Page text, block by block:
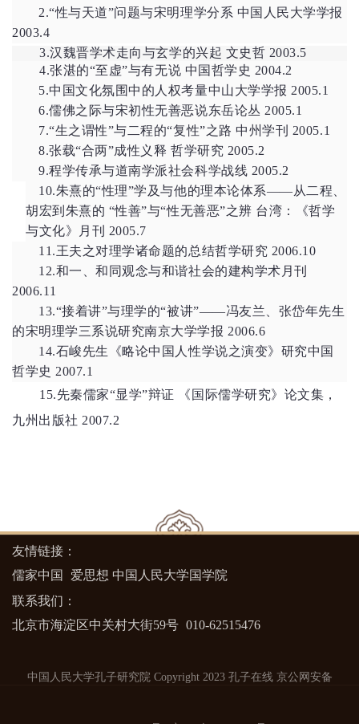
2.“性与天道”问题与宋明理学分系 中国人民大学学报
2003.4
3.汉魏晋学术走向与玄学的兴起 文史哲 2003.5
4.张湛的“至虚”与有无说 中国哲学史 2004.2
5.中国文化氛围中的人权考量中山大学学报 2005.1
6.儒佛之际与宋初性无善恶说东岳论丛 2005.1
7.“生之谓性”与二程的“复性”之路 中州学刊 2005.1
8.张载“合两”成性义释 哲学研究 2005.2
9.程学传承与道南学派社会科学战线 2005.2
10.朱熹的“性理”学及与他的理本论体系——从二程、
胡宏到朱熹的 “性善”与“性无善恶”之辨 台湾：《哲学
与文化》月刊 2005.7
11.王夫之对理学诸命题的总结哲学研究 2006.10
12.和一、和同观念与和谐社会的建构学术月刊
2006.11
13.“接着讲”与理学的“被讲”——冯友兰、张岱年先生
的宋明理学三系说研究南京大学学报 2006.6
14.石峻先生《略论中国人性学说之演变》研究中国
哲学史 2007.1
15.先秦儒家“显学”辩证 《国际儒学研究》论文集，
九州出版社 2007.2
友情链接：
儒家中国
爱思想 中国人民大学国学院
联系我们：
北京市海淀区中关村大街59号 010-62515476
中国人民大学孔子研究院 Copyright 2023 孔子在线 京公网安备